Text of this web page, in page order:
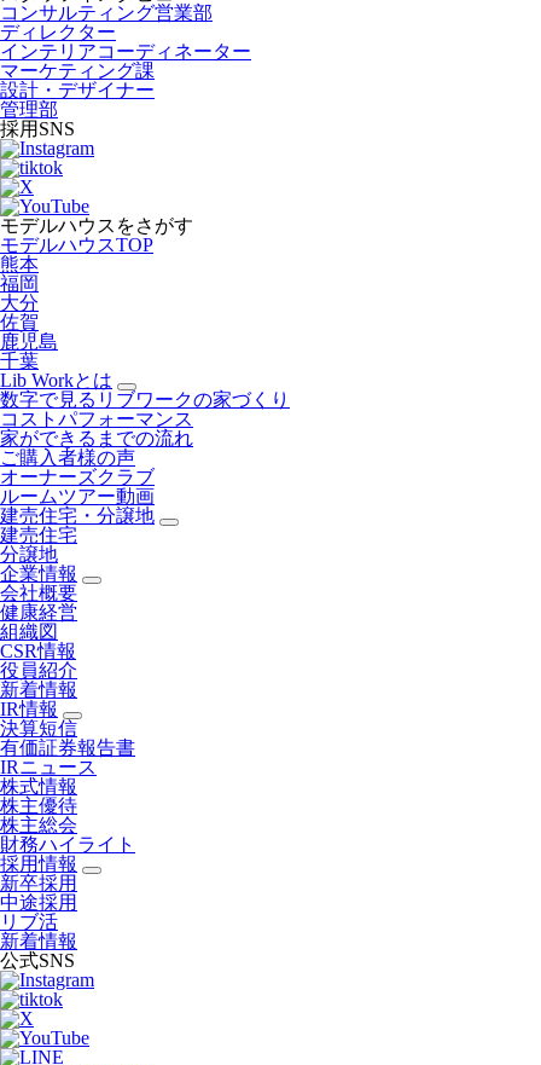
コンサルティング営業部
ディレクター
インテリアコーディネーター
マーケティング課
設計・デザイナー
管理部
採用SNS
モデルハウスをさがす
モデルハウスTOP
熊本
福岡
大分
佐賀
鹿児島
千葉
Lib Workとは
数字で見るリブワークの家づくり
コストパフォーマンス
家ができるまでの流れ
ご購入者様の声
オーナーズクラブ
ルームツアー動画
建売住宅・分譲地
建売住宅
分譲地
企業情報
会社概要
健康経営
組織図
CSR情報
役員紹介
新着情報
IR情報
決算短信
有価証券報告書
IRニュース
株式情報
株主優待
株主総会
財務ハイライト
採用情報
新卒採用
中途採用
リブ活
新着情報
公式SNS